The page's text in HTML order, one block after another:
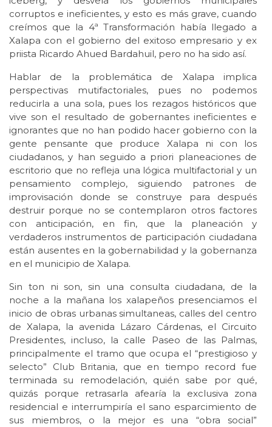
corruptos e ineficientes, y esto es más grave, cuando
creímos que la 4ª Transformación había llegado a
Xalapa con el gobierno del exitoso empresario y ex
priista Ricardo Ahued Bardahuil, pero no ha sido así.
Hablar de la problemática de Xalapa implica
perspectivas mutifactoriales, pues no podemos
reducirla a una sola, pues los rezagos históricos que
vive son el resultado de gobernantes ineficientes e
ignorantes que no han podido hacer gobierno con la
gente pensante que produce Xalapa ni con los
ciudadanos, y han seguido a priori planeaciones de
escritorio que no refleja una lógica multifactorial y un
pensamiento complejo, siguiendo patrones de
improvisación donde se construye para después
destruir porque no se contemplaron otros factores
con anticipación, en fin, que la planeación y
verdaderos instrumentos de participación ciudadana
están ausentes en la gobernabilidad y la gobernanza
en el municipio de Xalapa.
Sin ton ni son, sin una consulta ciudadana, de la
noche a la mañana los xalapeños presenciamos el
inicio de obras urbanas simultaneas, calles del centro
de Xalapa, la avenida Lázaro Cárdenas, el Circuito
Presidentes, incluso, la calle Paseo de las Palmas,
principalmente el tramo que ocupa el “prestigioso y
selecto” Club Britania, que en tiempo record fue
terminada su remodelación, quién sabe por qué,
quizás porque retrasarla afearía la exclusiva zona
residencial e interrumpiría el sano esparcimiento de
sus miembros, o la mejor es una “obra social”